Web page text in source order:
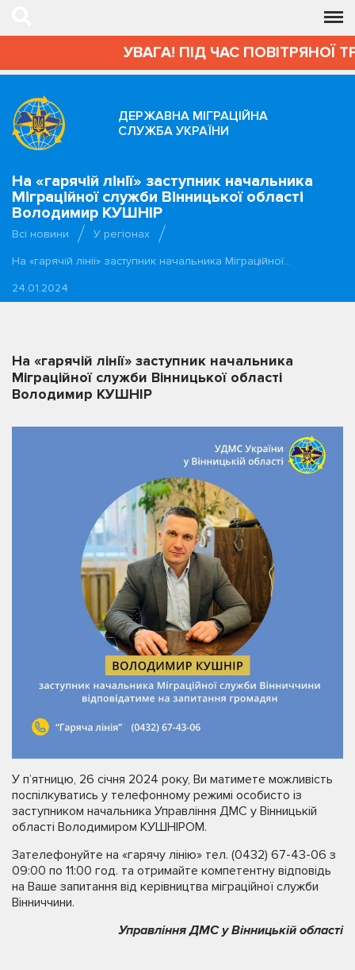
УВАГА! ПІД ЧАС ПОВІТРЯНОЇ
ДЕРЖАВНА МІГРАЦІЙНА
СЛУЖБА УКРАЇНИ
На «гарячій лінії» заступник начальника
Міграційної служби Вінницької області
Володимир КУШНІР
Всі новини
У регіонах
На «гарячій лінії» заступник начальника Міграційної…
24.01.2024
На «гарячій лінії» заступник начальника
Міграційної служби Вінницької області
Володимир КУШНІР
У п’ятницю, 26 січня 2024 року, Ви матимете можливість
поспілкуватись у телефонному режимі особисто із
заступником начальника Управління ДМС у Вінницькій
області Володимиром КУШНІРОМ.
Зателефонуйте на «гарячу лінію» тел. (0432) 67-43-06 з
09:00 по 11:00 год. та отримайте компетентну відповідь
на Ваше запитання від керівництва міграційної служби
Вінниччини.
Управління ДМС у Вінницькій області